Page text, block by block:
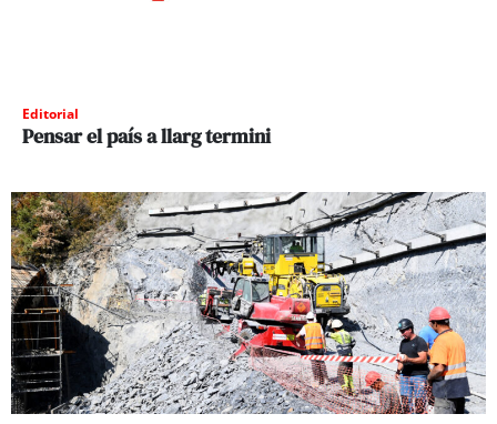
Editorial
Pensar el país a llarg termini